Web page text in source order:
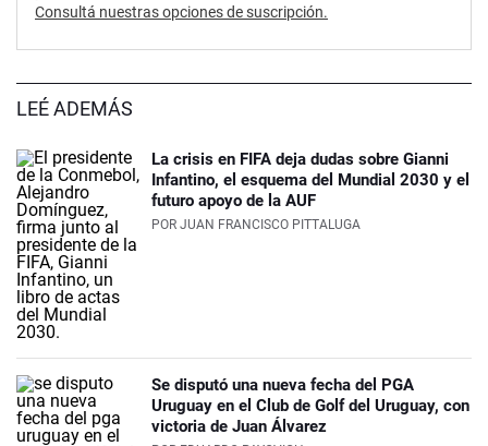
Consultá nuestras opciones de suscripción.
LEÉ ADEMÁS
La crisis en FIFA deja dudas sobre Gianni
Infantino, el esquema del Mundial 2030 y el
futuro apoyo de la AUF
POR JUAN FRANCISCO PITTALUGA
Se disputó una nueva fecha del PGA
Uruguay en el Club de Golf del Uruguay, con
victoria de Juan Álvarez